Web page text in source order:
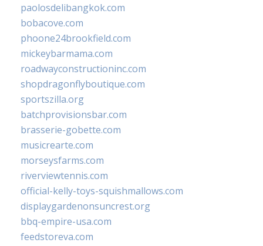
paolosdelibangkok.com
bobacove.com
phoone24brookfield.com
mickeybarmama.com
roadwayconstructioninc.com
shopdragonflyboutique.com
sportszilla.org
batchprovisionsbar.com
brasserie-gobette.com
musicrearte.com
morseysfarms.com
riverviewtennis.com
official-kelly-toys-squishmallows.com
displaygardenonsuncrest.org
bbq-empire-usa.com
feedstoreva.com